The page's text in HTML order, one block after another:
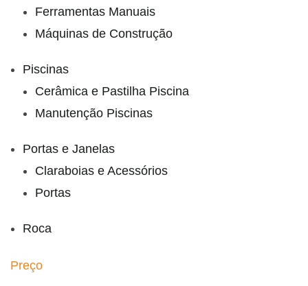
Ferramentas Manuais
Máquinas de Construção
Piscinas
Cerâmica e Pastilha Piscina
Manutenção Piscinas
Portas e Janelas
Claraboias e Acessórios
Portas
Roca
Preço